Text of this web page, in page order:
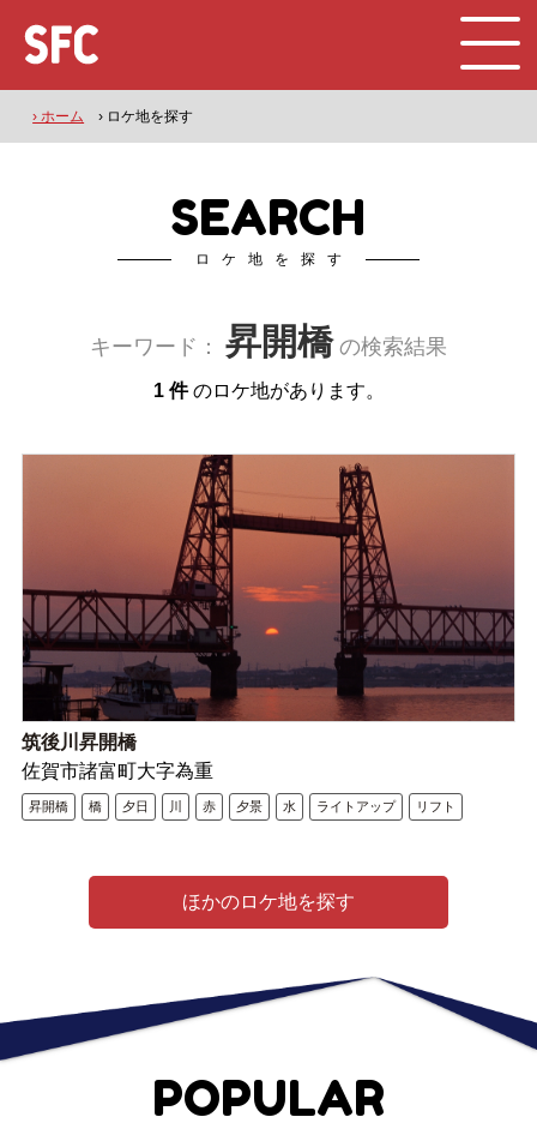
› ホーム › ロケ地を探す
SEARCH
ロケ地を探す
キーワード： 昇開橋の検索結果
1 件のロケ地があります。
筑後川昇開橋
佐賀市諸富町大字為重
昇開橋 橋 夕日 川 赤 夕景 水 ライトアップ リフト
ほかのロケ地を探す
POPULAR